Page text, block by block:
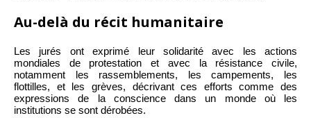
Au-delà du récit humanitaire
Les jurés ont exprimé leur solidarité avec les actions
mondiales de protestation et avec la résistance civile,
notamment les rassemblements, les campements, les
flottilles, et les grèves, décrivant ces efforts comme des
expressions de la conscience dans un monde où les
institutions se sont dérobées.